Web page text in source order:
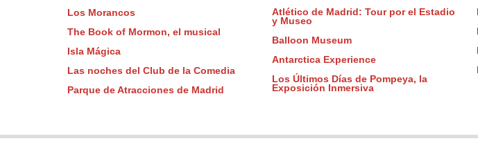
Los Morancos
The Book of Mormon, el musical
Isla Mágica
Las noches del Club de la Comedia
Parque de Atracciones de Madrid
Atlético de Madrid: Tour por el Estadio
y Museo
Balloon Museum
Antarctica Experience
Los Últimos Días de Pompeya, la
Exposición Inmersiva